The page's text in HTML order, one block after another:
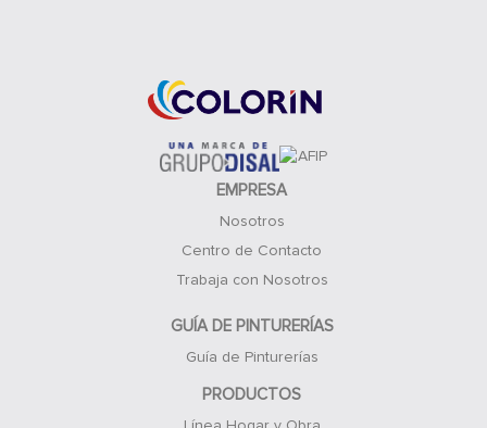
EMPRESA
Nosotros
Centro de Contacto
Trabaja con Nosotros
GUÍA DE PINTURERÍAS
Guía de Pinturerías
PRODUCTOS